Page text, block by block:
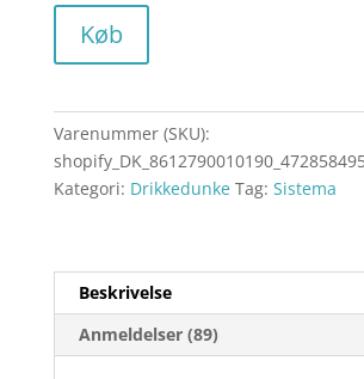
Køb
Varenummer (SKU):
Kategori: Drikkedunke Tag: Sistema
Beskrivelse
Anmeldelser (89)